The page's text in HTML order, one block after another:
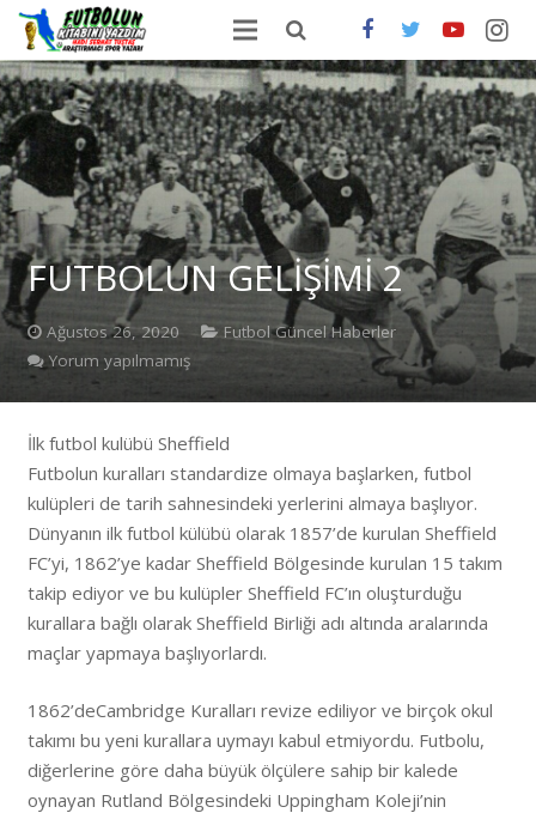
ANA SAYFA
HAKKIMDA
ONLİNE SATIŞ
FUTBOLDA GÜNCEL HABERLER
İLETİŞİM
FUTBOLUN GELİŞİMİ 2
Ağustos 26, 2020
Futbol Güncel Haberler
Yorum yapılmamış
İlk futbol kulübü Sheffield
Futbolun kuralları standardize olmaya başlarken, futbol
kulüpleri de tarih sahnesindeki yerlerini almaya başlıyor.
Dünyanın ilk futbol külübü olarak 1857’de kurulan Sheffield
FC’yi, 1862’ye kadar Sheffield Bölgesinde kurulan 15 takım
takip ediyor ve bu kulüpler Sheffield FC’ın oluşturduğu
kurallara bağlı olarak Sheffield Birliği adı altında aralarında
maçlar yapmaya başlıyorlardı.
1862’deCambridge Kuralları revize ediliyor ve birçok okul
takımı bu yeni kurallara uymayı kabul etmiyordu. Futbolu,
diğerlerine göre daha büyük ölçülere sahip bir kalede
oynayan Rutland Bölgesindeki Uppingham Koleji’nin